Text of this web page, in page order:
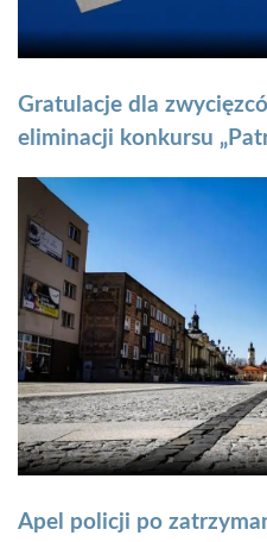
Gratulacje dla
eliminacji konkursu
Apel policji po